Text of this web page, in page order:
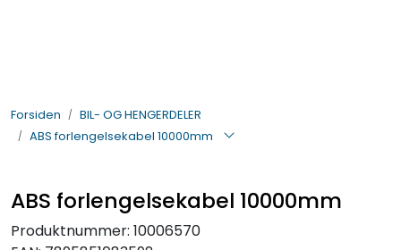
Forsiden
BIL- OG HENGERDELER
ABS forlengelsekabel 10000mm
ABS forlengelsekabel 10000mm
Produktnummer: 10006570
ELEKTRISK
PÅBYGG OG CHASSIS